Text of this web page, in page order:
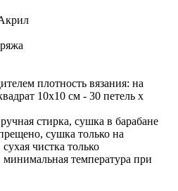
плотность вязания: на
10х10 см - 30 петель х
стирка, сушка в барабане
сушка только на
чистка только
температура при